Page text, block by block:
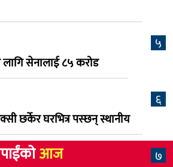
५
लागि सेनालाई ८५ करोड
६
छर्केर घरभित्र पस्छन् स्थानीय
७
आज